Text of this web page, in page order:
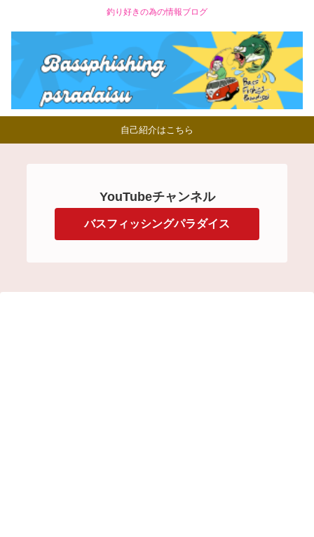
釣り好きの為の情報ブログ
自己紹介はこちら
YouTubeチャンネル
バスフィッシングパラダイス